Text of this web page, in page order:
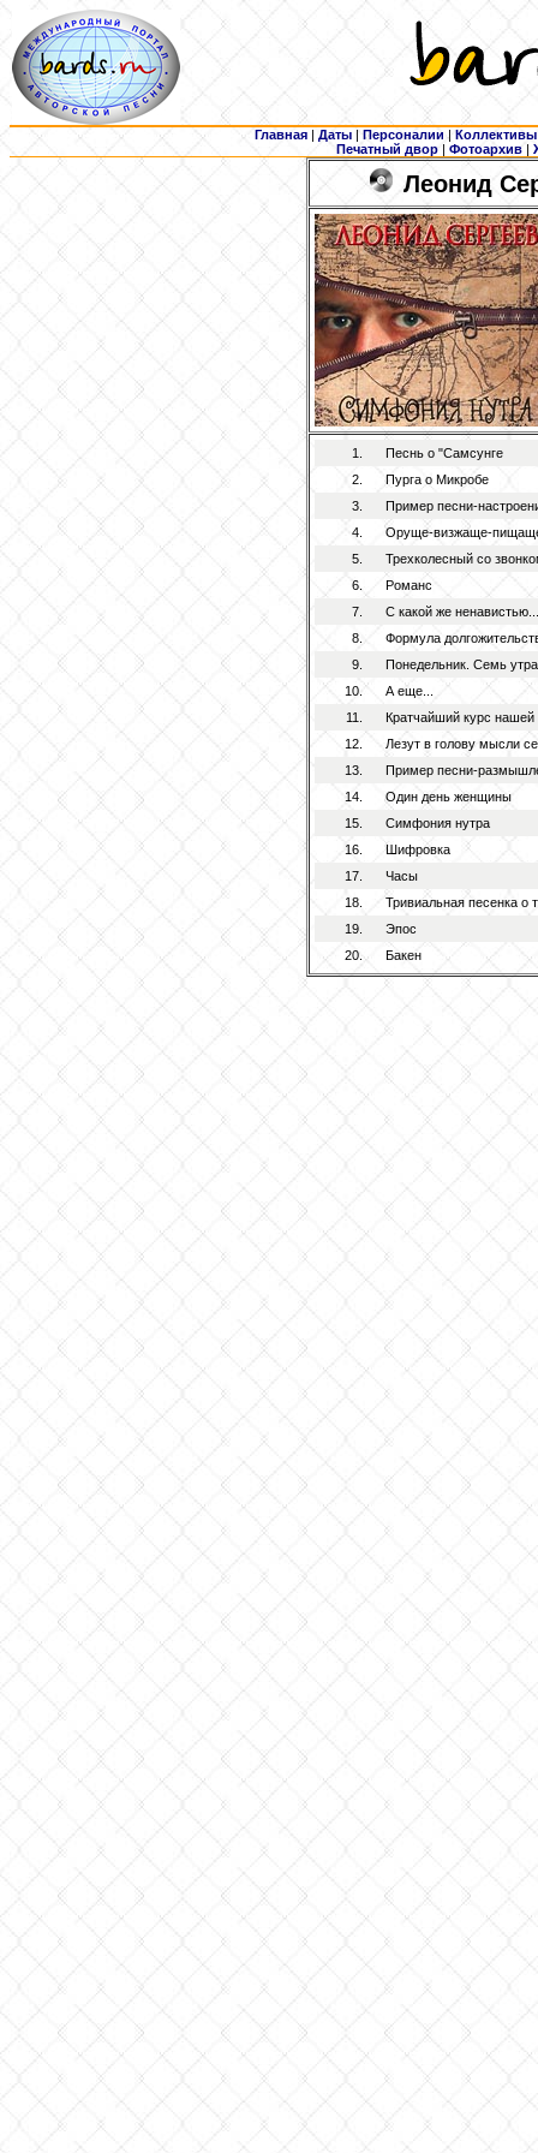
Главная | Даты | Персоналии | Коллективы
Печатный двор | Фотоархив |
Леонид
1.
Песнь о "Самсунге
2.
Пурга о Микробе
3.
Пример песни-
4.
Оруще-визжаще-
5.
Трехколесный со
6.
Романс
7.
С какой же ненавистью...
8.
Формула
9.
Понедельник. Семь
10.
А еще...
11.
Кратчайший курс нашей
12.
Лезут в голову мысли
13.
Пример песни-
14.
Один день женщины
15.
Симфония нутра
16.
Шифровка
17.
Часы
18.
Тривиальная песенка о
19.
Эпос
20.
Бакен